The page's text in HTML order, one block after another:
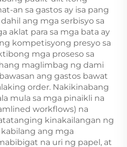
an sa gastos ay isa pang
ang mga serbisyo sa
aklat para sa mga bata ay
kompetisyong presyo sa
mga proseso sa
maglimbag ng dami
ang gastos bawat
order. Nakikinabang
mula sa mga pinaikli na
workflows) na
kinakailangan ng
ang mga
na uri ng papel, at